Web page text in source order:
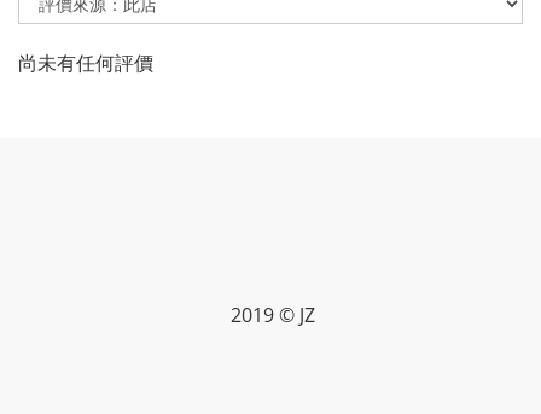
尚未有任何評價
2019 © JZ